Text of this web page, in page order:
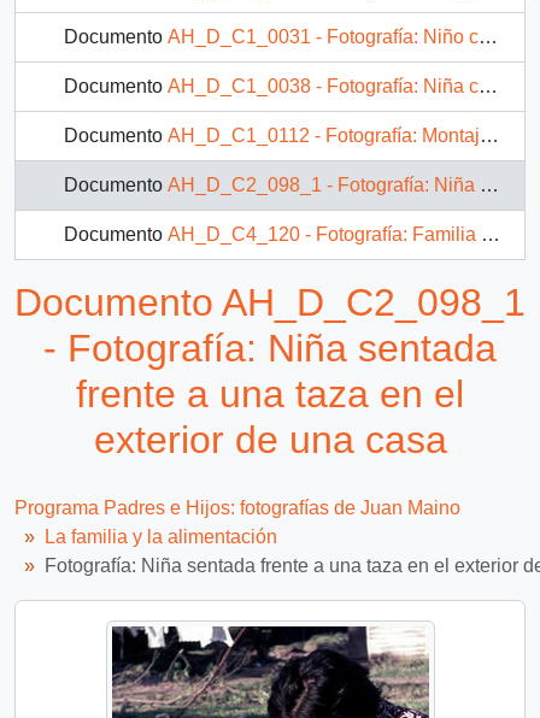
Documento AH_D_C1_0031 - Fotografía: Niño comiendo pan
Documento AH_D_C1_0038 - Fotografía: Niña comiendo pan y leche
Documento AH_D_C1_0112 - Fotografía: Montaje fotográfico de un niño alimentándose de tallarines y de una niña comiendo avena
Documento AH_D_C2_098_1 - Fotografía: Niña sentada frente a una taza en el exterior de una casa
Documento AH_D_C4_120 - Fotografía: Familia comiendo
Documento AH_D_C2_098_1
- Fotografía: Niña sentada
frente a una taza en el
exterior de una casa
Programa Padres e Hijos: fotografías de Juan Maino
La familia y la alimentación
Fotografía: Niña sentada frente a una taza en el exterior